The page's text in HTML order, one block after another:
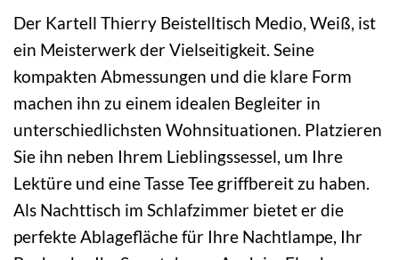
Der Kartell Thierry Beistelltisch Medio, Weiß, ist
ein Meisterwerk der Vielseitigkeit. Seine
kompakten Abmessungen und die klare Form
machen ihn zu einem idealen Begleiter in
unterschiedlichsten Wohnsituationen. Platzieren
Sie ihn neben Ihrem Lieblingssessel, um Ihre
Lektüre und eine Tasse Tee griffbereit zu haben.
Als Nachttisch im Schlafzimmer bietet er die
perfekte Ablagefläche für Ihre Nachtlampe, Ihr